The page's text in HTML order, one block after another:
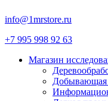
info@1mrstore.ru
+7 995 998 92 63
Магазин
Добывающая